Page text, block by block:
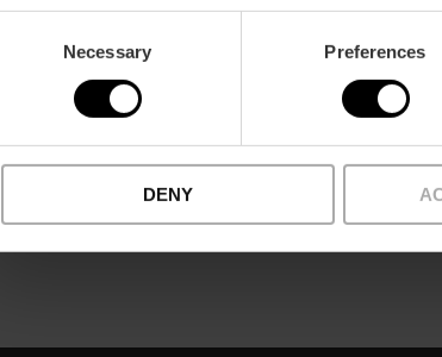
Necessary Preferences
DENY